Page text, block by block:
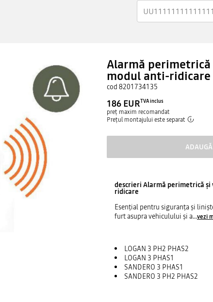
Alarmă
modul anti-ridicare
cod 8201734135
186 EURTVA inclus
preț maxim recomandat
Prețul montajului este separat
descrieri Alarmă perimetrică
ridicare
Esenţial pentru siguranţa şi
furt asupra vehiculului şi a...vezi
LOGAN 3 PH2 PHAS2
LOGAN 3 PHAS1
SANDERO 3 PHAS1
SANDERO 3 PH2 PHAS2